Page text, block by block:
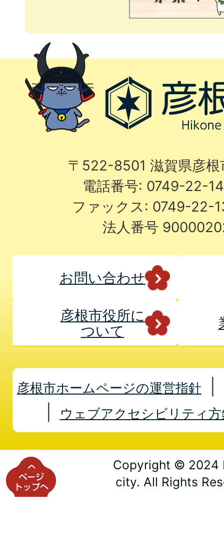
〒522-8501 滋賀県彦
電話番号: 0749-22-
ファックス: 0749-22-
法人番号
お問い合わせ
彦根市役所に
ついて
彦根市ホームページの運営指針
ウェブアクセシビリティ方
Copyright © 2024
city. All Rights